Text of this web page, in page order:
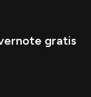
gratis